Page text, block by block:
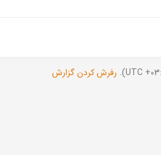
رفرش کردن گزارش